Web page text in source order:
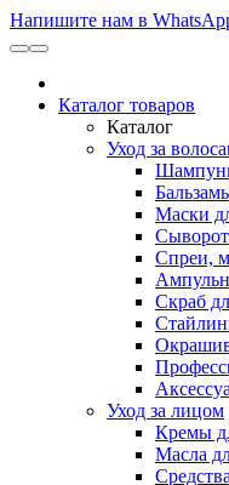
Напишите нам в
Каталог товаров
Каталог
Уход за
Маски
Спреи,
Скраб
Уход за лицом
Кремы
Масла